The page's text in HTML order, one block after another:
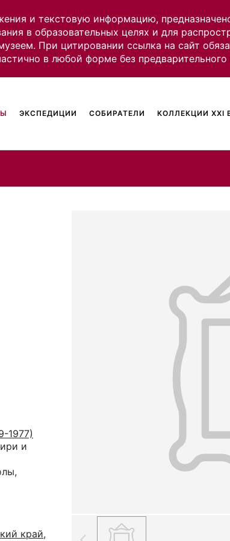
и текстовую информацию,
в образовательных целях и для
При цитировании ссылка на сайт
в любой форме без
ЭКСПЕДИЦИИ СОБИРАТЕЛИ КОЛЛЕКЦИИ XXI
1977)
и
край,